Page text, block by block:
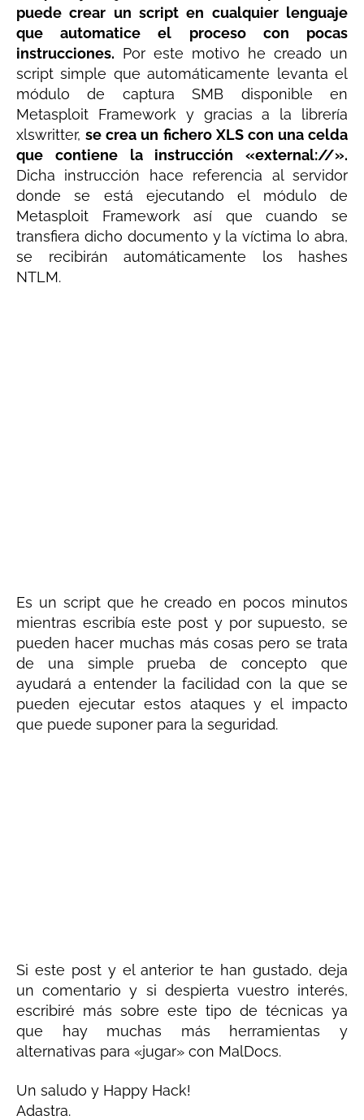
puede crear un script en cualquier lenguaje
que automatice el proceso con pocas
instrucciones. Por este motivo he creado un
script simple que automáticamente levanta el
módulo de captura SMB disponible en
Metasploit Framework y gracias a la librería
xlswritter,se crea un fichero XLS con una celda
que contiene la instrucción «external://».
Dicha instrucción hace referencia al servidor
donde se está ejecutando el módulo de
Metasploit Framework así que cuando se
transfiera dicho documento y la víctima lo abra,
se recibirán automáticamente los hashes
NTLM.
Es un script que he creado en pocos minutos
mientras escribía este post y por supuesto, se
pueden hacer muchas más cosas pero se trata
de una simple prueba de concepto que
ayudará a entender la facilidad con la que se
pueden ejecutar estos ataques y el impacto
que puede suponer para la seguridad.
Si este post y el anterior te han gustado, deja
un comentario y si despierta vuestro interés,
escribiré más sobre este tipo de técnicas ya
que hay muchas más herramientas y
alternativas para «jugar» con MalDocs.
Un saludo y Happy Hack!
Adastra.